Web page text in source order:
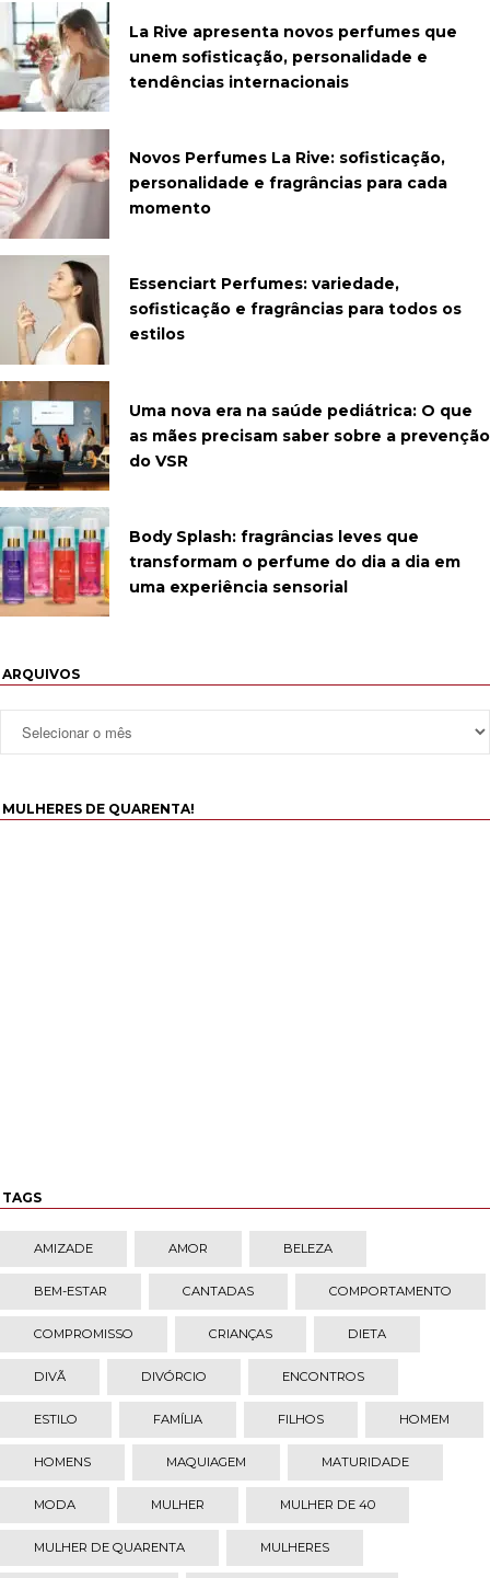
La Rive apresenta novos perfumes que
unem sofisticação, personalidade e
tendências internacionais
Novos Perfumes La Rive: sofisticação,
personalidade e fragrâncias para cada
momento
Essenciart Perfumes: variedade,
sofisticação e fragrâncias para todos os
estilos
Uma nova era na saúde pediátrica: O que
as mães precisam saber sobre a prevenção
do VSR
Body Splash: fragrâncias leves que
transformam o perfume do dia a dia em
uma experiência sensorial
ARQUIVOS
MULHERES DE QUARENTA!
TAGS
AMIZADE AMOR BELEZA
BEM-ESTAR CANTADAS COMPORTAMENTO
COMPROMISSO CRIANÇAS DIETA
DIVÃ DIVÓRCIO ENCONTROS
ESTILO FAMÍLIA FILHOS HOMEM
HOMENS MAQUIAGEM MATURIDADE
MODA MULHER MULHER DE 40
MULHER DE QUARENTA MULHERES